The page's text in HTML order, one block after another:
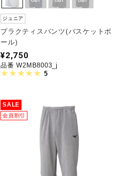
ジュニア
プラクティスパンツ(バスケットボ
ール)
¥2,750
品番 W2MB8003_j
5
SALE
会員割引